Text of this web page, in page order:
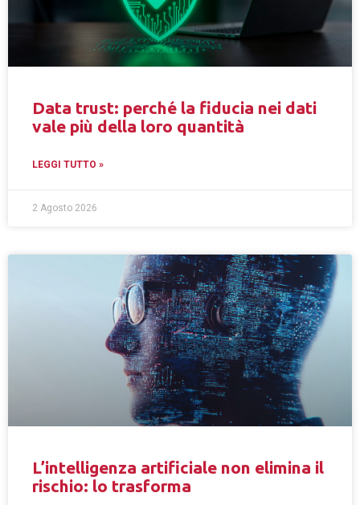
Data trust: perché la fiducia nei dati
vale più della loro quantità
LEGGI TUTTO »
2 Agosto 2026
L’intelligenza artificiale non elimina il
rischio: lo trasforma